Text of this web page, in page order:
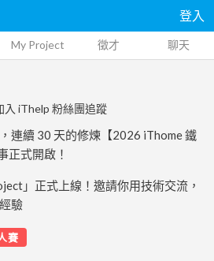
登入
My Project 徵才 聊天
入 iThelp 粉絲團追蹤
連續 30 天的修煉【2026 iThome 鐵
正式開啟！
」正式上線！邀請你用技術交流，
驗
賽